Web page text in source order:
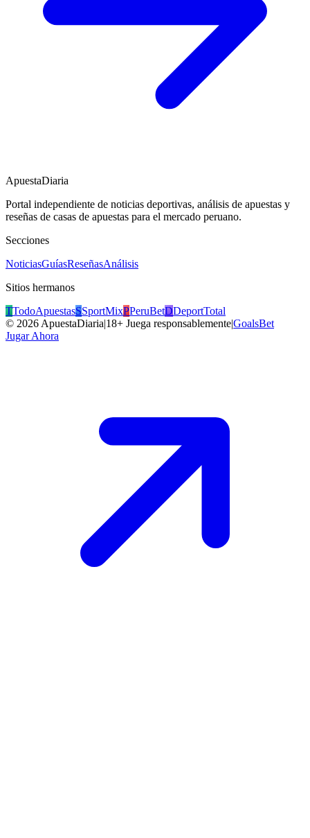
ApuestaDiaria
Portal independiente de noticias deportivas, análisis de apuestas y
reseñas de casas de apuestas para el mercado peruano.
Secciones
NoticiasGuíasReseñasAnálisis
Sitios hermanos
TTodoApuestasSSportMixPPeruBetDDeportTotal
© 2026ApuestaDiaria|18+ Juega responsablemente|GoalsBet
Jugar Ahora